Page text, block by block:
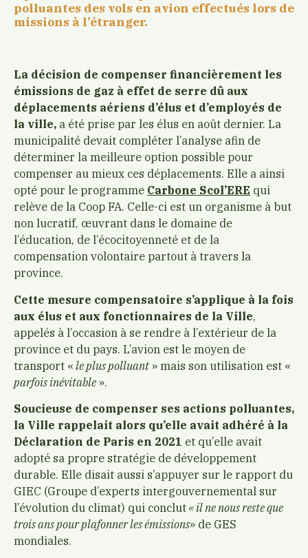
polluantes des vols en avion effectués lors de
missions à l’étranger.
La décision de compenser financièrement les
émissions de gaz à effet de serre dû aux
déplacements aériens d’élus et d’employés de
la ville, a été prise par les élus en août dernier. La
municipalité devait compléter l’analyse afin de
déterminer la meilleure option possible pour
compenser au mieux ces déplacements. Elle a ainsi
opté pour le programme Carbone Scol’ERE qui
relève de la Coop FA. Celle-ci est un organisme à but
non lucratif, œuvrant dans le domaine de
l’éducation, de l’écocitoyenneté et de la
compensation volontaire partout à travers la
province.
Cette mesure compensatoire s’applique à la fois
aux élus et aux fonctionnaires de la Ville,
appelés à l’occasion à se rendre à l’extérieur de la
province et du pays. L’avion est le moyen de
transport «le plus polluant» mais son utilisation est «
parfois inévitable».
Soucieuse de compenser ses actions polluantes,
la Ville rappelait alors qu’elle avait adhéré à la
Déclaration de Paris en 2021 et qu’elle avait
adopté sa propre stratégie de développement
durable. Elle disait aussi s’appuyer sur le rapport du
GIEC (Groupe d’experts intergouvernemental sur
l’évolution du climat) qui conclut« il ne nous reste que
trois ans pour plafonner les émissions» de GES
mondiales.